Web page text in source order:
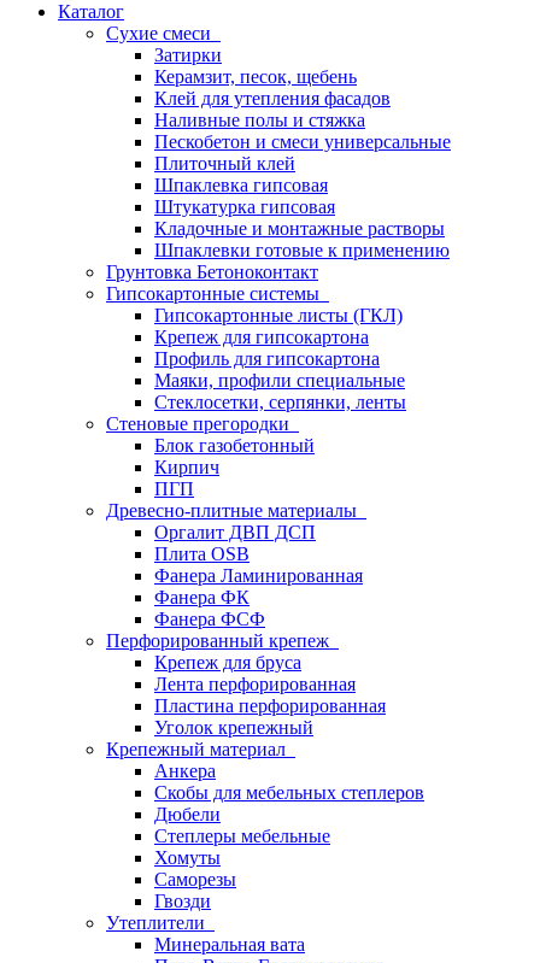
Каталог
Сухие смеси
Затирки
Керамзит, песок, щебень
Клей для утепления фасадов
Наливные полы и стяжка
Пескобетон и смеси универсальные
Плиточный клей
Шпаклевка гипсовая
Штукатурка гипсовая
Кладочные и монтажные растворы
Шпаклевки готовые к применению
Грунтовка Бетоноконтакт
Гипсокартонные системы
Гипсокартонные листы (ГКЛ)
Крепеж для гипсокартона
Профиль для гипсокартона
Маяки, профили специальные
Стеклосетки, серпянки, ленты
Стеновые прегородки
Блок газобетонный
Кирпич
ПГП
Древесно-плитные материалы
Оргалит ДВП ДСП
Плита OSB
Фанера Ламинированная
Фанера ФК
Фанера ФСФ
Перфорированный крепеж
Крепеж для бруса
Лента перфорированная
Пластина перфорированная
Уголок крепежный
Крепежный материал
Анкера
Скобы для мебельных степлеров
Дюбели
Степлеры мебельные
Хомуты
Саморезы
Гвозди
Утеплители
Минеральная вата